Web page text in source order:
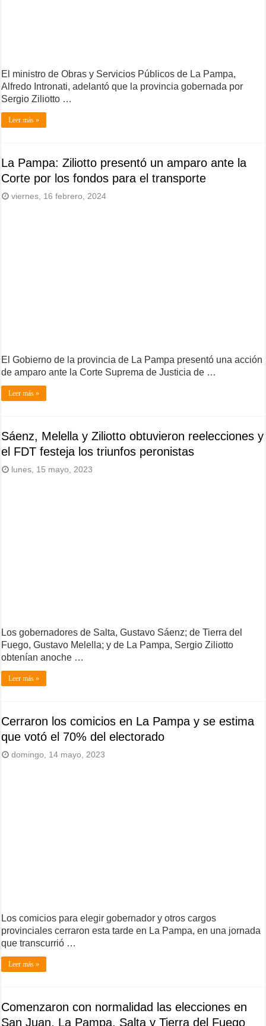
El ministro de Obras y Servicios Públicos de La Pampa,
Alfredo Intronati, adelantó que la provincia gobernada por
Sergio Ziliotto …
Leer más »
La Pampa: Ziliotto presentó un amparo ante la
Corte por los fondos para el transporte
viernes, 16 febrero, 2024
El Gobierno de la provincia de La Pampa presentó una acción
de amparo ante la Corte Suprema de Justicia de …
Leer más »
Sáenz, Melella y Ziliotto obtuvieron reelecciones y
el FDT festeja los triunfos peronistas
lunes, 15 mayo, 2023
Los gobernadores de Salta, Gustavo Sáenz; de Tierra del
Fuego, Gustavo Melella; y de La Pampa, Sergio Ziliotto
obtenían anoche …
Leer más »
Cerraron los comicios en La Pampa y se estima
que votó el 70% del electorado
domingo, 14 mayo, 2023
Los comicios para elegir gobernador y otros cargos
provinciales cerraron esta tarde en La Pampa, en una jornada
que transcurrió …
Leer más »
Comenzaron con normalidad las elecciones en
San Juan, La Pampa, Salta y Tierra del Fuego